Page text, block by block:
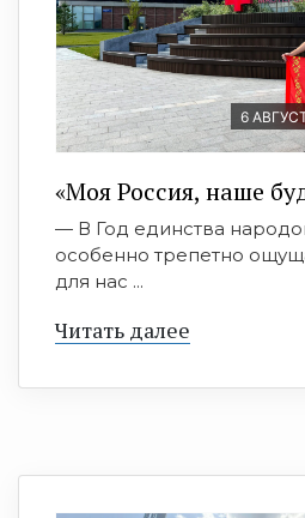
6
«Моя Россия, наше
— В Год единства
особенно трепетно
для нас ...
Читать далее